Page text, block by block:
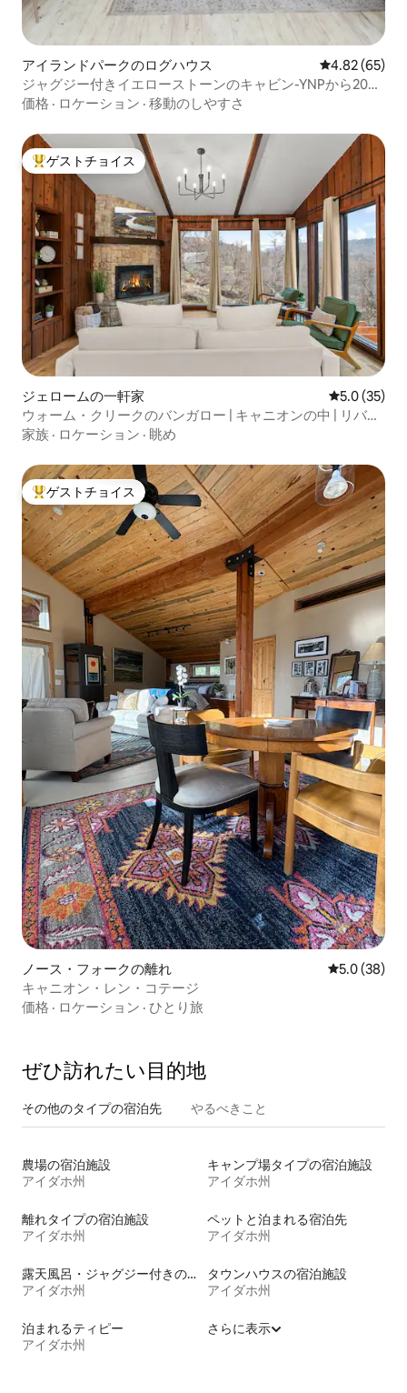
アイランドパークのログハウス レビュー65
4.82 (65)
ジャグジー付きイエローストーンのキャビン-YNPから20
分！
価格 · ロケーション · 移動のしやすさ
大好評のゲストチョイスです。
ゲストチョイス
ジェロームの一軒家 レビュー35
5.0 (35)
ウォーム・クリークのバンガロー | キャニオンの中 | リバー
ビュー
家族 · ロケーション · 眺め
大好評のゲストチョイスです。
ゲストチョイス
ノース・フォークの離れ レビュー38
5.0 (38)
キャニオン・レン・コテージ
価格 · ロケーション · ひとり旅
ぜひ訪⁠れ⁠た⁠い目⁠的⁠地
その他のタ⁠イ⁠プ⁠の宿⁠泊⁠先 やるべきこと
農場の宿泊施設
アイダホ州
キャンプ場タイプの宿泊施設
アイダホ州
離れタイプの宿泊施設
アイダホ州
ペットと泊まれる宿泊先
アイダホ州
露天風呂・ジャグジー付きの宿泊施設
アイダホ州
タウンハウスの宿泊施設
アイダホ州
泊まれるティピー
アイダホ州
さらに表示